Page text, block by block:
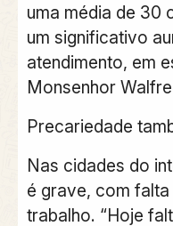
uma média de 30
um significativo
atendimento, em
Monsenhor
Precariedade
Nas cidades do
é grave, com
trabalho. “Hoje